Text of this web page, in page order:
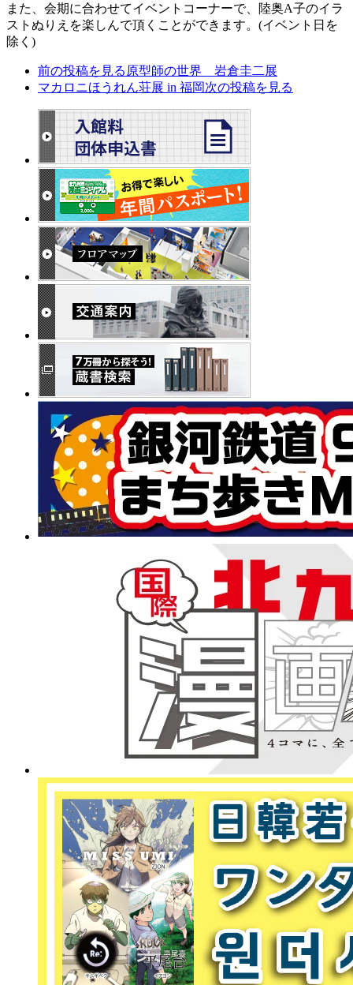
また、会期に合わせてイベントコーナーで、陸奥A子のイラ
ストぬりえを楽しんで頂くことができます。(イベント日を
除く)
前の投稿を見る原型師の世界 岩倉圭二展
マカロニほうれん荘展 in 福岡 次の投稿を見る